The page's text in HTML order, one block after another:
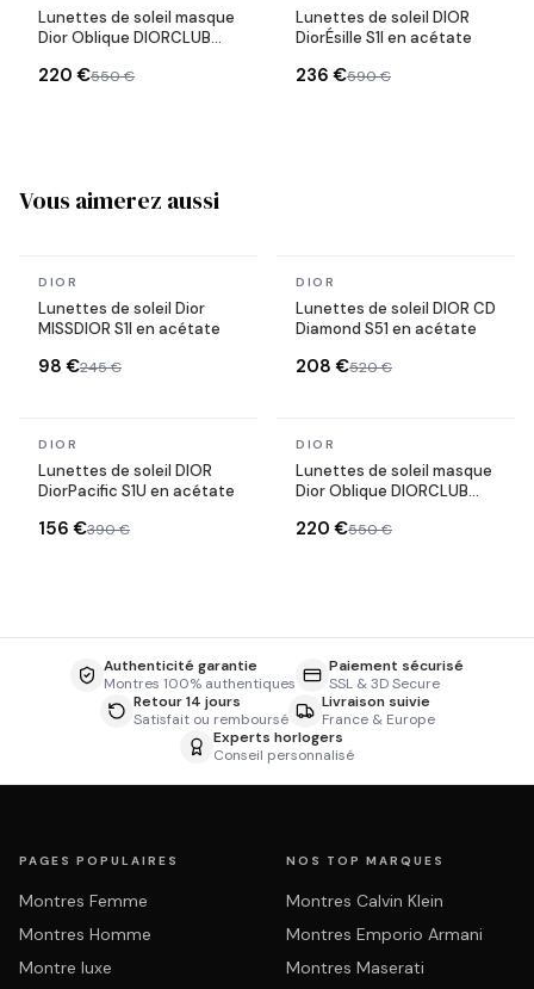
Lunettes de soleil masque
Dior Oblique DIORCLUB
220 €550 €
Lunettes de soleil DIOR
DiorÉsille S1I en acétate
236 €590 €
Vous aimerez aussi
En stock
DIOR
Lunettes de soleil Dior
MISSDIOR S1I en acétate
98 €245 €
En stock
DIOR
Lunettes de soleil DIOR CD
Diamond S51 en acétate
208 €520 €
En stock
DIOR
Lunettes de soleil DIOR
DiorPacific S1U en acétate
156 €390 €
En stock
DIOR
Lunettes de soleil masque
Dior Oblique DIORCLUB
220 €550 €
Authenticité garantie
Montres 100% authentiques
Paiement sécurisé
SSL & 3D Secure
Retour 14 jours
Satisfait ou remboursé
Livraison suivie
France & Europe
Experts horlogers
Conseil personnalisé
PAGES POPULAIRES
Montres Femme
Montres Homme
Montre luxe
NOS TOP MARQUES
Montres Calvin Klein
Montres Emporio Armani
Montres Maserati